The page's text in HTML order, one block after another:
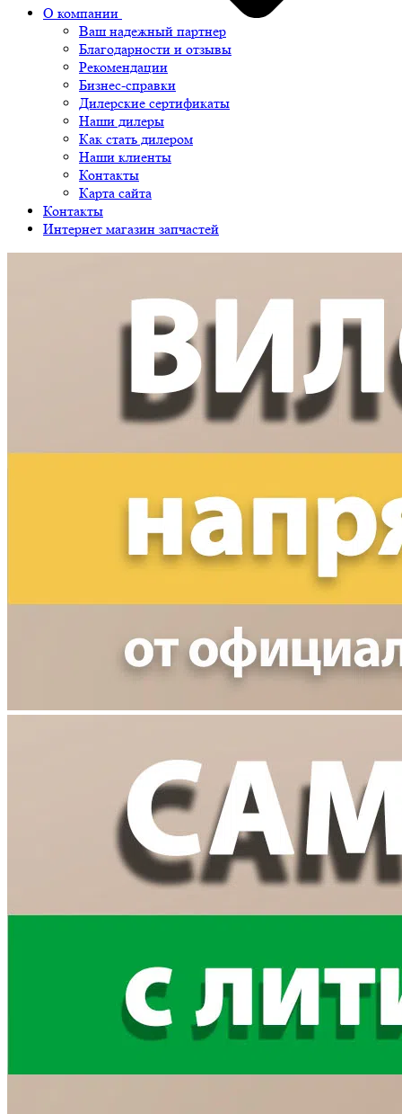
О компании
Ваш надежный партнер
Благодарности и отзывы
Рекомендации
Бизнес-справки
Дилерские сертификаты
Наши дилеры
Как стать дилером
Наши клиенты
Контакты
Карта сайта
Контакты
Интернет магазин запчастей